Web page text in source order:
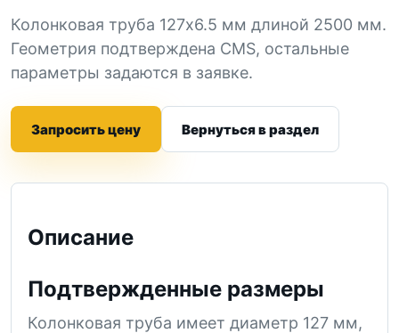
Колонковая труба 127x6.5 мм длиной 2500 мм.
Геометрия подтверждена CMS, остальные
параметры задаются в заявке.
Запросить цену Вернуться в раздел
Описание
Подтвержденные размеры
Колонковая труба имеет диаметр 127 мм,